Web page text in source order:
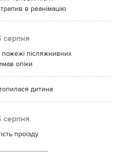
в реанімацію
серпня
пожежі післяжнивних
опіки
дитина
серпня
проїзду